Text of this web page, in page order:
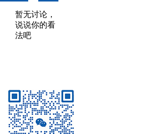
暂无讨论，
说说你的看
法吧